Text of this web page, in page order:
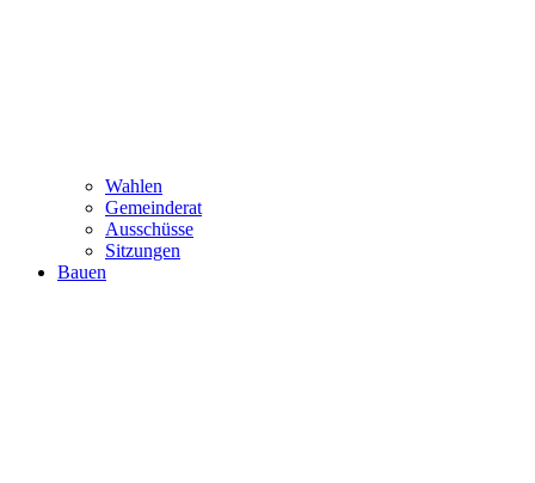
Wahlen
Gemeinderat
Ausschüsse
Sitzungen
Bauen